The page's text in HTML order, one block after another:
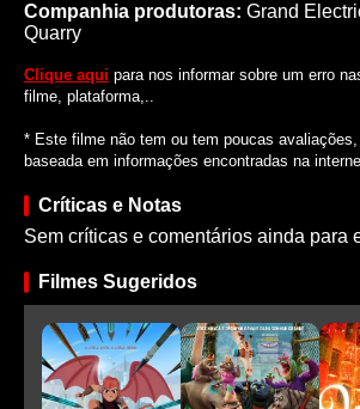
Companhia produtoras: Grand
Quarry
Clique aqui para nos informar sobre um erro
filme, plataforma,..
* Este filme não tem ou tem poucas
baseada em informações encontradas na
Críticas e Notas
Sem críticas e comentários ainda para
Filmes Sugeridos